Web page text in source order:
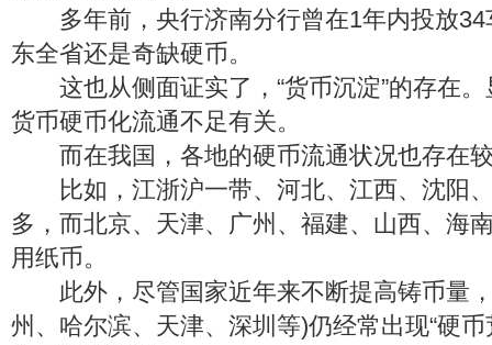
多年前，央行济南分行曾在1年内投放34
东全省还是奇缺硬币。
这也从侧面证实了，“货币沉淀”的存在。
货币硬币化流通不足有关。
而在我国，各地的硬币流通状况也存在
比如，江浙沪一带、河北、江西、沈阳
多，而北京、天津、广州、福建、山西、海
用纸币。
此外，尽管国家近年来不断提高铸币量
州、哈尔滨、天津、深圳等)仍经常出现“硬